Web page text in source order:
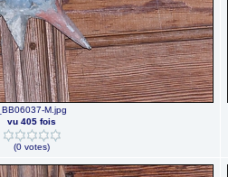
_BB06037-M.jpg
vu 405 fois
(0 votes)